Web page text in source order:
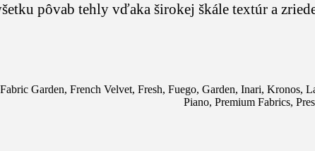
pôvab tehly vďaka širokej škále textúr a
Fabric Garden, French Velvet, Fresh, Fuego, Garden, Inari, Kronos,
Piano, Premium Fabrics,